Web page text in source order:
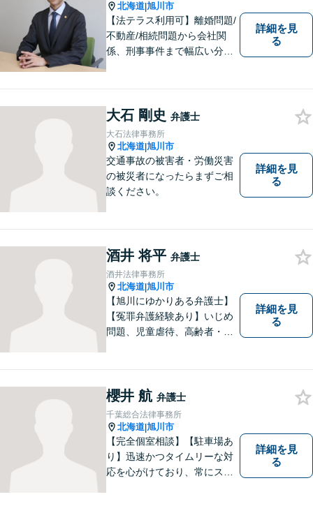
北海道|旭川市
【法テラス利用可】離婚問題/
不動産/相続問題から会社関
係、刑事事件まで幅広い分野
とを目指しております。お困
りの際は、お気軽にご相談く
ださい。
詳細を見
る
大石 剛史 弁護士
大石法律事務所
北海道|旭川市
交通事故の被害者・労働災害
の被災者になったらまずご相
談ください。
詳細を見
る
酒井 将平 弁護士
酒井法律事務所
北海道|旭川市
【旭川にゆかりある弁護士】
【冤罪弁護経験あり】いじめ
問題、児童虐待、高齢者・障
日祝もメール受付中です。お
困りごとがあれば、お気軽に
ご相談ください。【バリアフ
リー】
詳細を見
る
櫻井 航 弁護士
千葉総合法律事務所
北海道|旭川市
【完全個室相談】【駐車場あ
り】迅速かつタイムリーな対
応を心がけており、常にスム
詳細を見
る